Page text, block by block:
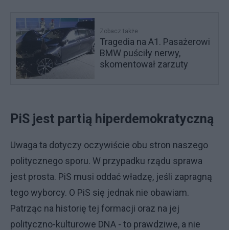
Zobacz także
Tragedia na A1. Pasażerowi
BMW puściły nerwy,
skomentował zarzuty
PiS jest partią hiperdemokratyczną
Uwaga ta dotyczy oczywiście obu stron naszego
politycznego sporu. W przypadku rządu sprawa
jest prosta. PiS musi oddać władzę, jeśli zapragną
tego wyborcy. O PiS się jednak nie obawiam.
Patrząc na historię tej formacji oraz na jej
polityczno-kulturowe DNA - to prawdziwe, a nie